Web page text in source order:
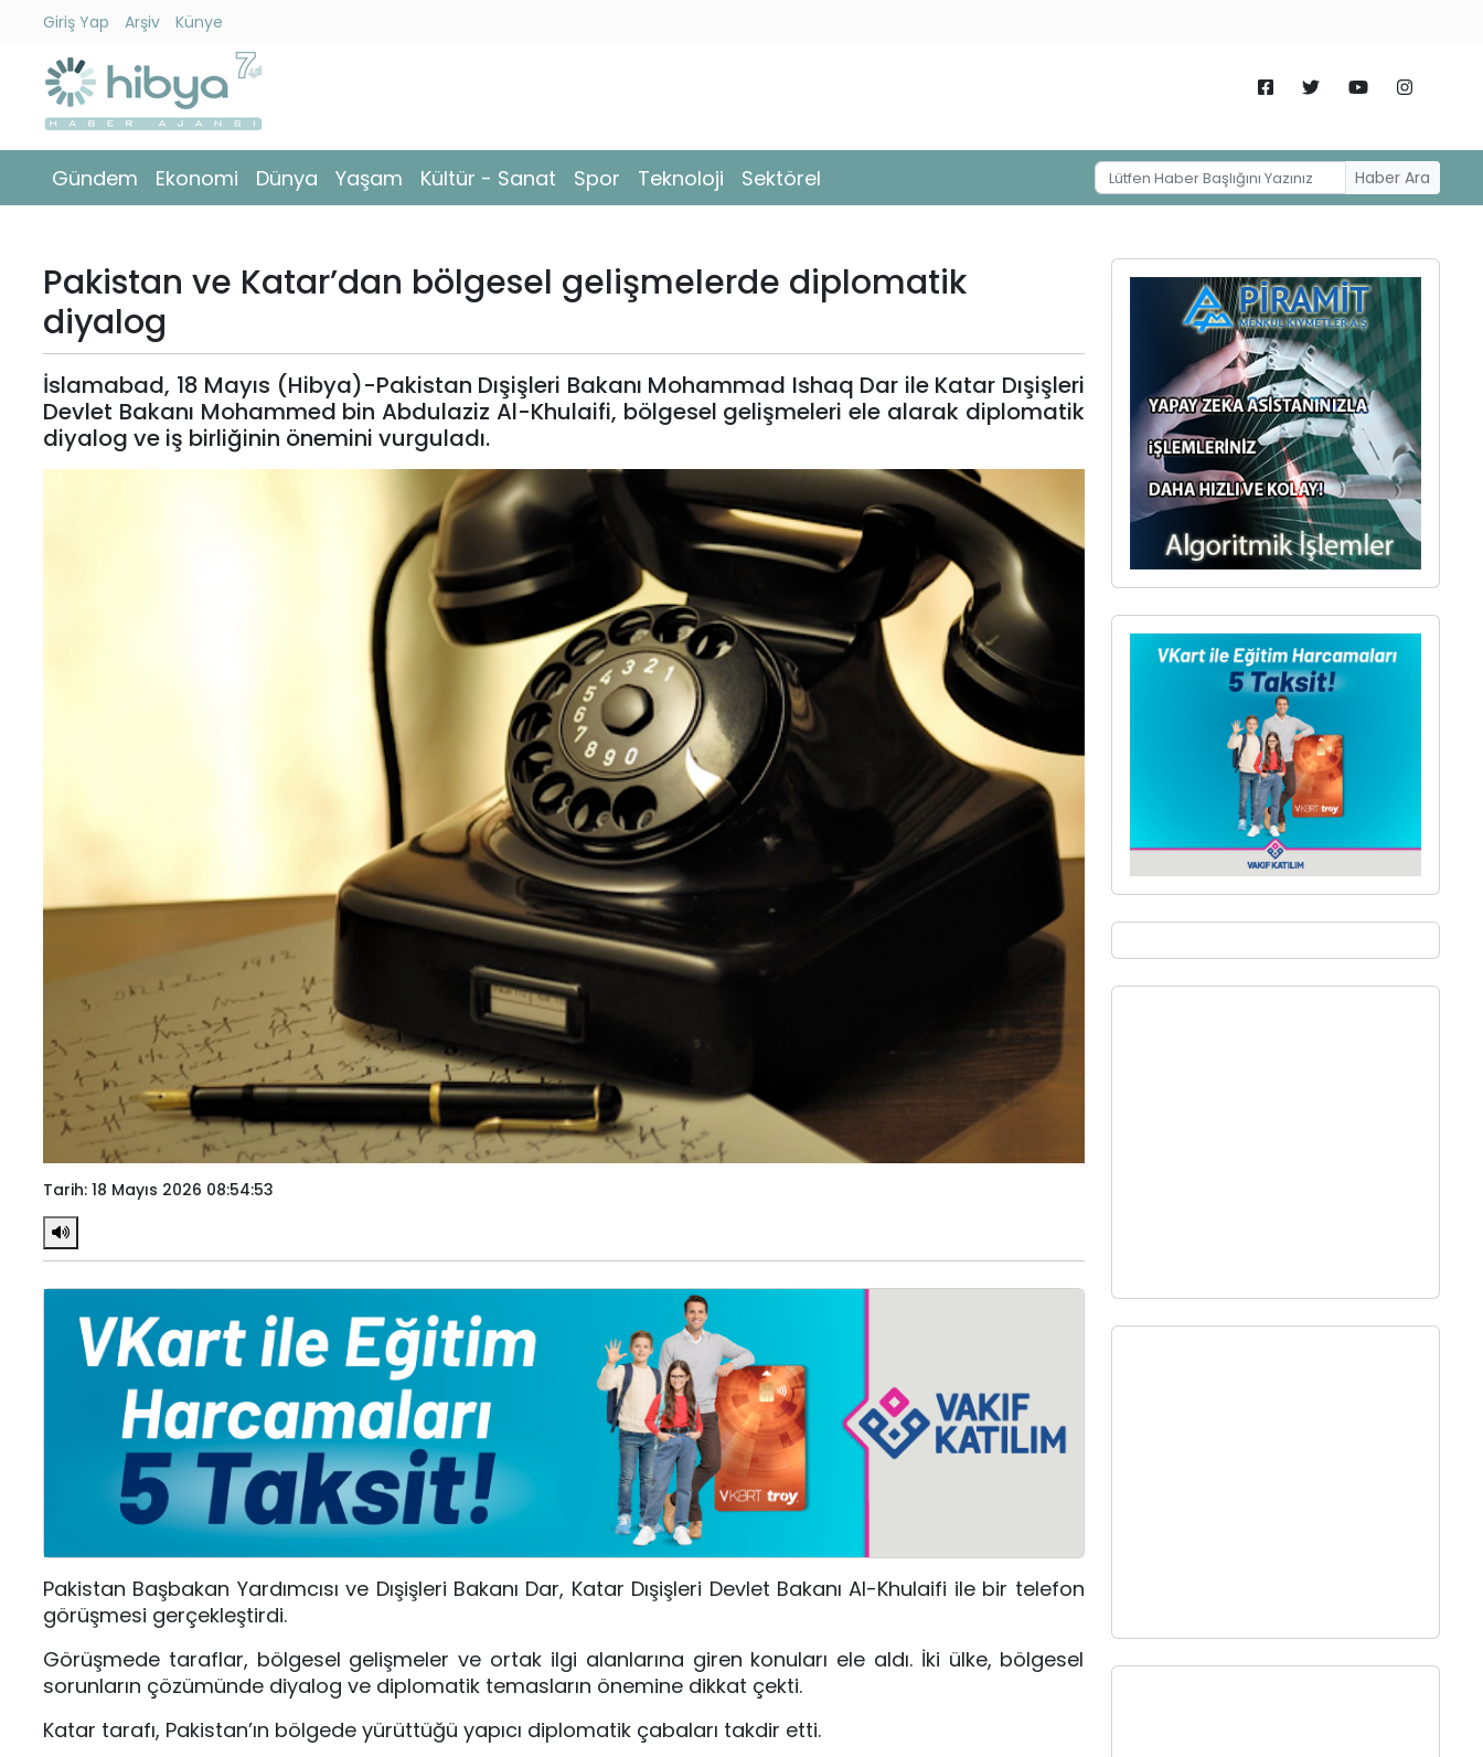
Giriş Yap Arşiv Künye
Gündem Ekonomi Dünya Yaşam Kültür - Sanat Spor Teknoloji Sektörel Haber Ara
Gündem
Ekonomi
Yaşam
Kültür
Sanat
Spor
Pakistan ve Katar’dan bölgesel gelişmelerde diplomatik
diyalog
İslamabad, 18 Mayıs (Hibya)-Pakistan Dışişleri Bakanı Mohammad Ishaq Dar ile Katar Dışişleri
Devlet Bakanı Mohammed bin Abdulaziz Al-Khulaifi, bölgesel gelişmeleri ele alarak diplomatik
diyalog ve iş birliğinin önemini vurguladı.
Tarih: 18 Mayıs 2026 08:54:53
Pakistan Başbakan Yardımcısı ve Dışişleri Bakanı Dar, Katar Dışişleri Devlet BakanıAl-Khulaifi ile bir telefon
görüşmesi gerçekleştirdi.
Görüşmede taraflar, bölgesel gelişmeler ve ortak ilgi alanlarına giren konuları ele aldı. İki ülke, bölgesel
sorunların çözümünde diyalog ve diplomatik temasların önemine dikkat çekti.
Katar tarafı, Pakistan’ın bölgede yürüttüğü yapıcı diplomatik çabaları takdir etti.